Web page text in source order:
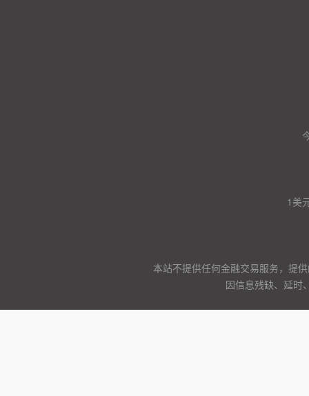
1美
本站不提供任何金融交易服务，提
因信息残缺、延时